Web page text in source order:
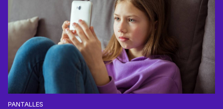
PANTALLES